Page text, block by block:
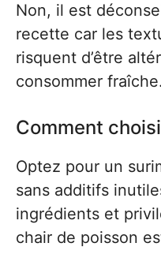
Non, il est
recette car les
risquent d’être
consommer fraîche.
Comment
Optez pour un
sans additifs
ingrédients et
chair de poisson